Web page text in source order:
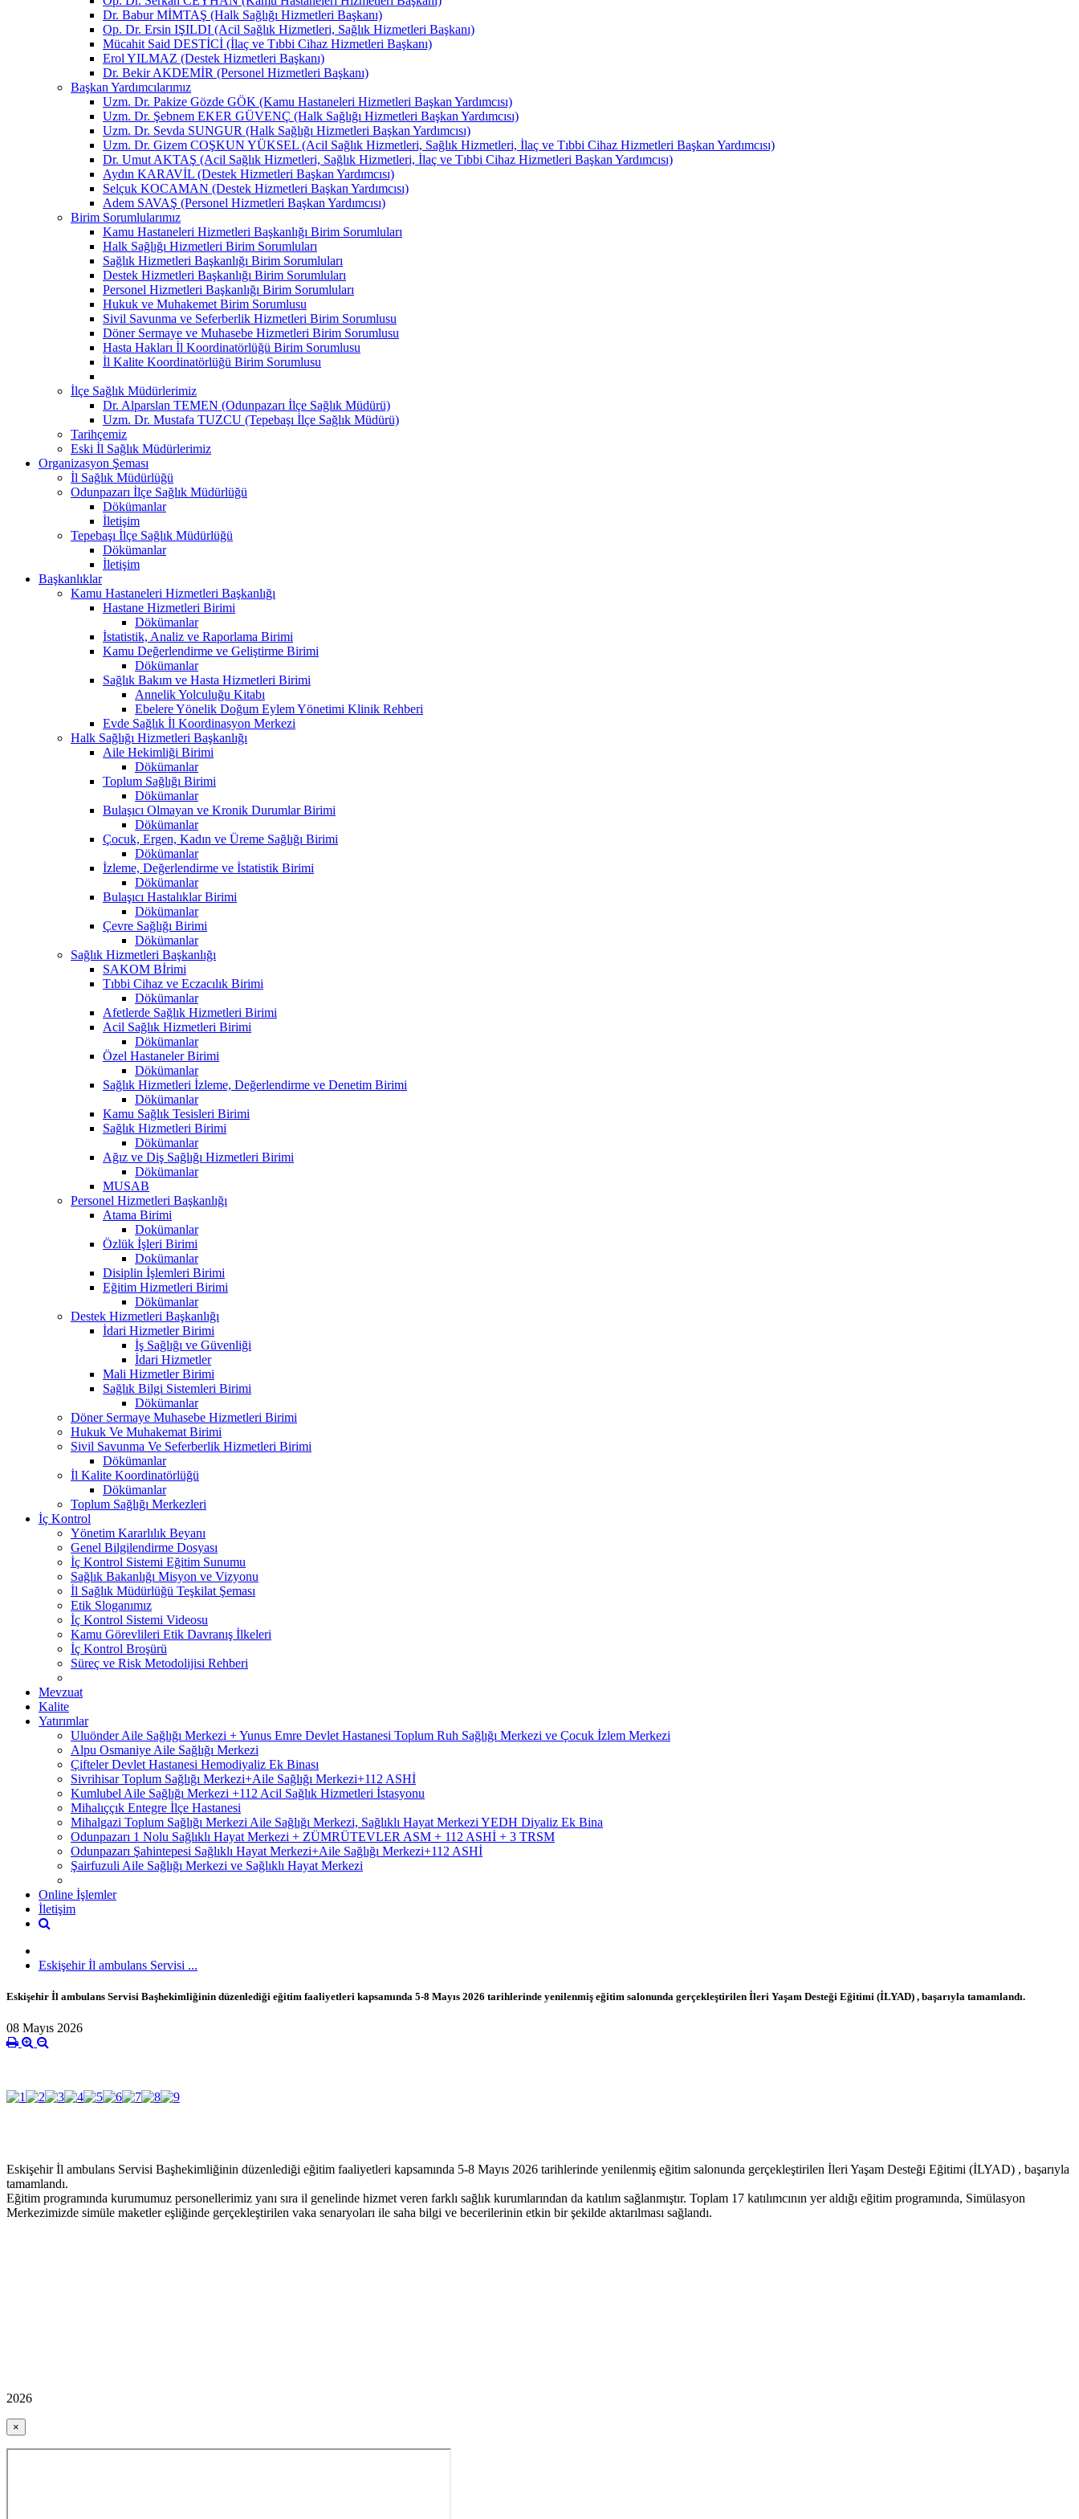
Dr. Babur MİMTAŞ (Halk Sağlığı Hizmetleri Başkanı)
Op. Dr. Ersin IŞILDI (Acil Sağlık Hizmetleri, Sağlık Hizmetleri Başkanı)
Mücahit Said DESTİCİ (İlaç ve Tıbbi Cihaz Hizmetleri Başkanı)
Erol YILMAZ (Destek Hizmetleri Başkanı)
Dr. Bekir AKDEMİR (Personel Hizmetleri Başkanı)
Başkan Yardımcılarımız
Uzm. Dr. Pakize Gözde GÖK (Kamu Hastaneleri Hizmetleri Başkan Yardımcısı)
Uzm. Dr. Şebnem EKER GÜVENÇ (Halk Sağlığı Hizmetleri Başkan Yardımcısı)
Uzm. Dr. Sevda SUNGUR (Halk Sağlığı Hizmetleri Başkan Yardımcısı)
Uzm. Dr. Gizem COŞKUN YÜKSEL (Acil Sağlık Hizmetleri, Sağlık Hizmetleri, İlaç ve Tıbbi Cihaz Hizmetleri Başkan Yardımcısı)
Dr. Umut AKTAŞ (Acil Sağlık Hizmetleri, Sağlık Hizmetleri, İlaç ve Tıbbi Cihaz Hizmetleri Başkan Yardımcısı)
Aydın KARAVİL (Destek Hizmetleri Başkan Yardımcısı)
Selçuk KOCAMAN (Destek Hizmetleri Başkan Yardımcısı)
Adem SAVAŞ (Personel Hizmetleri Başkan Yardımcısı)
Birim Sorumlularımız
Kamu Hastaneleri Hizmetleri Başkanlığı Birim Sorumluları
Halk Sağlığı Hizmetleri Birim Sorumluları
Sağlık Hizmetleri Başkanlığı Birim Sorumluları
Destek Hizmetleri Başkanlığı Birim Sorumluları
Personel Hizmetleri Başkanlığı Birim Sorumluları
Hukuk ve Muhakemet Birim Sorumlusu
Sivil Savunma ve Seferberlik Hizmetleri Birim Sorumlusu
Döner Sermaye ve Muhasebe Hizmetleri Birim Sorumlusu
Hasta Hakları İl Koordinatörlüğü Birim Sorumlusu
İl Kalite Koordinatörlüğü Birim Sorumlusu
İlçe Sağlık Müdürlerimiz
Dr. Alparslan TEMEN (Odunpazarı İlçe Sağlık Müdürü)
Uzm. Dr. Mustafa TUZCU (Tepebaşı İlçe Sağlık Müdürü)
Tarihçemiz
Eski İl Sağlık Müdürlerimiz
Organizasyon Şeması
İl Sağlık Müdürlüğü
Odunpazarı İlçe Sağlık Müdürlüğü
Dökümanlar
İletişim
Tepebaşı İlçe Sağlık Müdürlüğü
Dökümanlar
İletişim
Başkanlıklar
Kamu Hastaneleri Hizmetleri Başkanlığı
Hastane Hizmetleri Birimi
Dökümanlar
İstatistik, Analiz ve Raporlama Birimi
Kamu Değerlendirme ve Geliştirme Birimi
Dökümanlar
Sağlık Bakım ve Hasta Hizmetleri Birimi
Annelik Yolculuğu Kitabı
Ebelere Yönelik Doğum Eylem Yönetimi Klinik Rehberi
Evde Sağlık İl Koordinasyon Merkezi
Halk Sağlığı Hizmetleri Başkanlığı
Aile Hekimliği Birimi
Dökümanlar
Toplum Sağlığı Birimi
Dökümanlar
Bulaşıcı Olmayan ve Kronik Durumlar Birimi
Dökümanlar
Çocuk, Ergen, Kadın ve Üreme Sağlığı Birimi
Dökümanlar
İzleme, Değerlendirme ve İstatistik Birimi
Dökümanlar
Bulaşıcı Hastalıklar Birimi
Dökümanlar
Çevre Sağlığı Birimi
Dökümanlar
Sağlık Hizmetleri Başkanlığı
SAKOM Bİrimi
Tıbbi Cihaz ve Eczacılık Birimi
Dökümanlar
Afetlerde Sağlık Hizmetleri Birimi
Acil Sağlık Hizmetleri Birimi
Dökümanlar
Özel Hastaneler Birimi
Dökümanlar
Sağlık Hizmetleri İzleme, Değerlendirme ve Denetim Birimi
Dökümanlar
Kamu Sağlık Tesisleri Birimi
Sağlık Hizmetleri Birimi
Dökümanlar
Ağız ve Diş Sağlığı Hizmetleri Birimi
Dökümanlar
MUSAB
Personel Hizmetleri Başkanlığı
Atama Birimi
Dokümanlar
Özlük İşleri Birimi
Dokümanlar
Disiplin İşlemleri Birimi
Eğitim Hizmetleri Birimi
Dökümanlar
Destek Hizmetleri Başkanlığı
İdari Hizmetler Birimi
İş Sağlığı ve Güvenliği
İdari Hizmetler
Mali Hizmetler Birimi
Sağlık Bilgi Sistemleri Birimi
Dökümanlar
Döner Sermaye Muhasebe Hizmetleri Birimi
Hukuk Ve Muhakemat Birimi
Sivil Savunma Ve Seferberlik Hizmetleri Birimi
Dökümanlar
İl Kalite Koordinatörlüğü
Dökümanlar
Toplum Sağlığı Merkezleri
İç Kontrol
Yönetim Kararlılık Beyanı
Genel Bilgilendirme Dosyası
İç Kontrol Sistemi Eğitim Sunumu
Sağlık Bakanlığı Misyon ve Vizyonu
İl Sağlık Müdürlüğü Teşkilat Şeması
Etik Sloganımız
İç Kontrol Sistemi Videosu
Kamu Görevlileri Etik Davranış İlkeleri
İç Kontrol Broşürü
Süreç ve Risk Metodolijisi Rehberi
Mevzuat
Kalite
Yatırımlar
Uluönder Aile Sağlığı Merkezi + Yunus Emre Devlet Hastanesi Toplum Ruh Sağlığı Merkezi ve Çocuk İzlem Merkezi
Alpu Osmaniye Aile Sağlığı Merkezi
Çifteler Devlet Hastanesi Hemodiyaliz Ek Binası
Sivrihisar Toplum Sağlığı Merkezi+Aile Sağlığı Merkezi+112 ASHİ
Kumlubel Aile Sağlığı Merkezi +112 Acil Sağlık Hizmetleri İstasyonu
Mihalıççık Entegre İlçe Hastanesi
Mihalgazi Toplum Sağlığı Merkezi Aile Sağlığı Merkezi, Sağlıklı Hayat Merkezi YEDH Diyaliz Ek Bina
Odunpazarı 1 Nolu Sağlıklı Hayat Merkezi + ZÜMRÜTEVLER ASM + 112 ASHİ + 3 TRSM
Odunpazarı Şahintepesi Sağlıklı Hayat Merkezi+Aile Sağlığı Merkezi+112 ASHİ
Şairfuzuli Aile Sağlığı Merkezi ve Sağlıklı Hayat Merkezi
Online İşlemler
İletişim
Eskişehir İl ambulans Servisi ...
Eskişehir İl ambulans Servisi Başhekimliğinin düzenlediği eğitim faaliyetleri kapsamında 5-8 Mayıs 2026 tarihlerinde yenilenmiş eğitim salonunda gerçekleştirilen İleri Yaşam Desteği Eğitimi (İLYAD) , başarıyla tamamlandı.
08 Mayıs 2026
Eskişehir İl ambulans Servisi Başhekimliğinin düzenlediği eğitim faaliyetleri kapsamında 5-8 Mayıs 2026 tarihlerinde yenilenmiş eğitim salonunda gerçekleştirilen İleri Yaşam Desteği Eğitimi (İLYAD) , başarıyla
tamamlandı.
Eğitim programında kurumumuz personellerimiz yanı sıra il genelinde hizmet veren farklı sağlık kurumlarından da katılım sağlanmıştır. Toplam 17 katılımcının yer aldığı eğitim programında, Simülasyon
Merkezimizde simüle maketler eşliğinde gerçekleştirilen vaka senaryoları ile saha bilgi ve becerilerinin etkin bir şekilde aktarılması sağlandı.
2026
×